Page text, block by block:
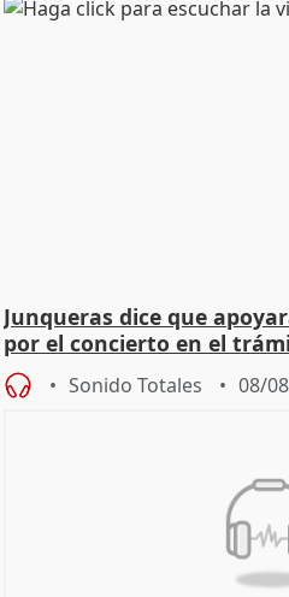
Junqueras dice que
por el concierto en el
Sonido Totales 08/